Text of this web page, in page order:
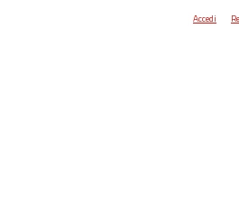
Accedi